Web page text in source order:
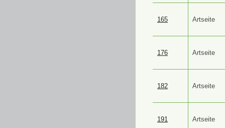
165 Artseite
176 Artseite
182 Artseite
191 Artseite